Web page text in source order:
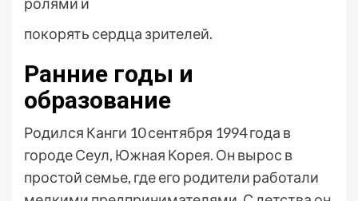
покорять сердца зрителей.
Ранние годы и
образование
Родился Канги 10 сентября 1994 года в
городе Сеул, Южная Корея. Он вырос в
простой семье, где его родители работали